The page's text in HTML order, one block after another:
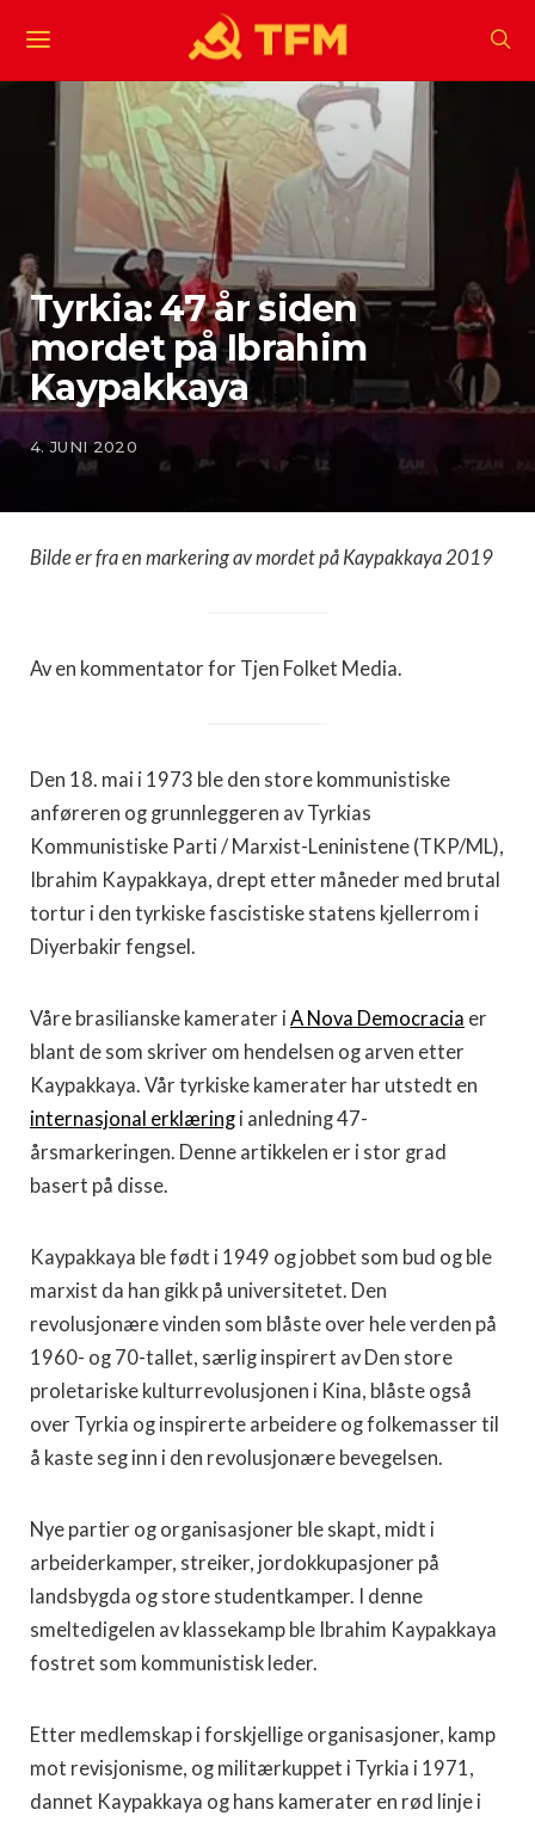
Tyrkia: 47 år siden
mordet på Ibrahim
Kaypakkaya
4. JUNI 2020
Bilde er fra en markering av mordet på Kaypakkaya 2019
Av en kommentator for Tjen Folket Media.
Den 18. mai i 1973 ble den store kommunistiske
anføreren og grunnleggeren av Tyrkias
Kommunistiske Parti / Marxist-Leninistene (TKP/ML),
Ibrahim Kaypakkaya, drept etter måneder med brutal
tortur i den tyrkiske fascistiske statens kjellerrom i
Diyerbakir fengsel.
Våre brasilianske kamerater i A Nova Democracia er
blant de som skriver om hendelsen og arven etter
Kaypakkaya. Vår tyrkiske kamerater har utstedt en
internasjonal erklæring i anledning 47-
årsmarkeringen. Denne artikkelen er i stor grad
basert på disse.
Kaypakkaya ble født i 1949 og jobbet som bud og ble
marxist da han gikk på universitetet. Den
revolusjonære vinden som blåste over hele verden på
1960- og 70-tallet, særlig inspirert av Den store
proletariske kulturrevolusjonen i Kina, blåste også
over Tyrkia og inspirerte arbeidere og folkemasser til
å kaste seg inn i den revolusjonære bevegelsen.
Nye partier og organisasjoner ble skapt, midt i
arbeiderkamper, streiker, jordokkupasjoner på
landsbygda og store studentkamper. I denne
smeltedigelen av klassekamp ble Ibrahim Kaypakkaya
fostret som kommunistisk leder.
Etter medlemskap i forskjellige organisasjoner, kamp
mot revisjonisme, og militærkuppet i Tyrkia i 1971,
dannet Kaypakkaya og hans kamerater en rød linje i